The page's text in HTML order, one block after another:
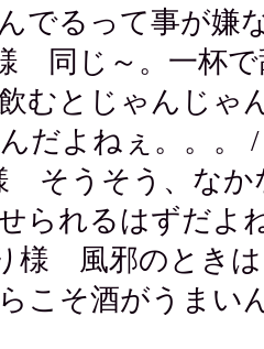
でるって事が嫌
同じ～。一杯で
むとじゃんじゃ
だよねぇ。。。 /
そうそう、なか
られるはずだよ
様 風邪のときは
こそ酒がうまい